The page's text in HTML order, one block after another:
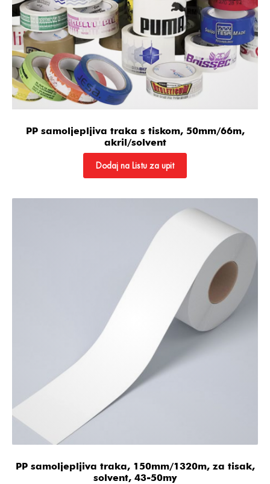
PP samoljepljiva traka s tiskom, 50mm/66m,
akril/solvent
Dodaj na Listu za upit
PP samoljepljiva traka, 150mm/1320m, za tisak,
solvent, 43-50my